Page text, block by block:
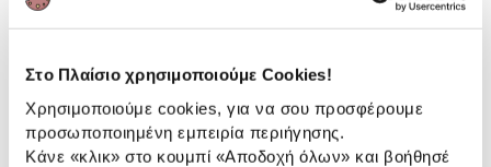
Στο Πλαίσιο χρησιμοποιούμε Cookies!
Χρησιμοποιούμε cookies, για να σου προσφέρουμε
προσωποποιημένη εμπειρία περιήγησης.
Κάνε «κλικ» στο κουμπί «Αποδοχή όλων» και βοήθησέ
Frame